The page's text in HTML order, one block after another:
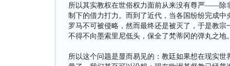
所以其实教权在世俗权力面前从来没有尊严——除
制下的借力打力。而到了近代，当各国纷纷完成
罗马不可被侵略，然而最终还是被灭了，于是教
不得不向墨索里尼低头，保全了梵蒂冈的弹丸之地
所以这个问题是显而易见的：教廷如果想在现实